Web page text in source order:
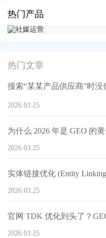
热门产品
热门文章
2026.03.25
为什么 2026 年是 GEO 的
2026.03.25
2026.03.25
官网 TDK 优化到头了？
2026.03.25